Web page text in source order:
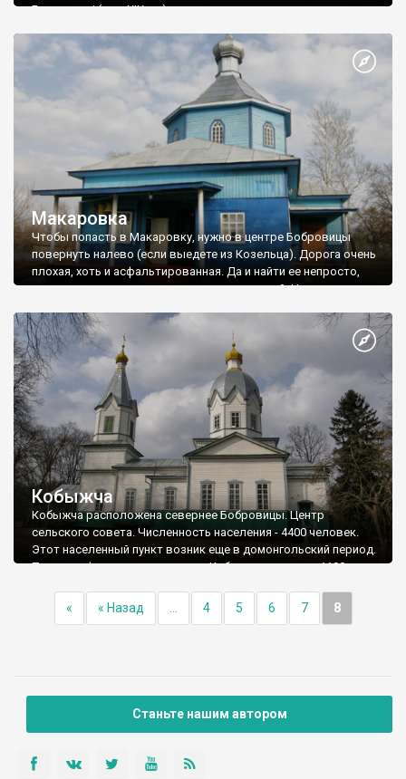
Богородиці (сер. ХІХ ст.)
Макаровка
Чтобы попасть в Макаровку, нужно в центре Бобровицы
повернуть налево (если выедете из Козельца). Дорога очень
плохая, хоть и асфальтированная. Да и найти ее непросто,
поэтому советую спросить местных жителей. Но ради
небольшие трудности стоит перетерпеть. Эта церковь
является уникальной, поскольку это одно из немногих
культовых сооружений, которые возводились в период
большевистского антирелигиозного фанатизма на
территории Советской Украины.
Кобыжча
Кобыжча расположена севернее Бобровицы. Центр
сельского совета. Численность населения - 4400 человек.
Этот населенный пункт возник еще в домонгольский период.
Первые официальные записи о Кобыжче касаются 1100 года.
« « Назад 4 5 6 7 8
Станьте нашим автором